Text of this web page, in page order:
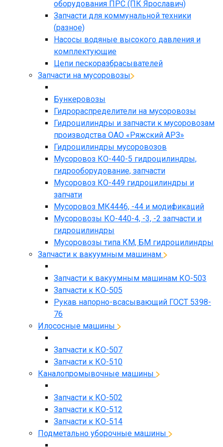
оборудования ПРС (ПК Ярославич)
Запчасти для коммунальной техники
(разное)
Насосы водяные высокого давления и
комплектующие
Цепи пескоразбрасывателей
Запчасти на мусоровозы
Бункеровозы
Гидрораспределители на мусоровозы
Гидроцилиндры и запчасти к мусоровозам
производства ОАО «Ряжский АРЗ»
Гидроцилиндры мусоровозов
Мусоровоз КО-440-5 гидроцилиндры,
гидрооборудование, запчасти
Мусоровоз КО-449 гидроцилиндры и
запчати
Мусоровоз МК4446, -44 и модификаций
Мусоровозы КО-440-4, -3, -2 запчасти и
гидроцилиндры
Мусоровозы типа КМ, БМ гидроцилиндры
Запчасти к вакуумным машинам
Запчасти к вакуумным машинам КО-503
Запчасти к КО-505
Рукав напорно-всасывающий ГОСТ 5398-
76
Илососные машины
Запчасти к КО-507
Запчасти к КО-510
Каналопромывочные машины
Запчасти к КО-502
Запчасти к КО-512
Запчасти к КО-514
Подметально уборочные машины